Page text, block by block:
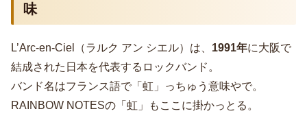
味
L’Arc-en-Ciel（ラルク アン シエル）は、 1991年に大阪で
結成された日本を代表するロックバンド。
バンド名はフランス語で「虹」っちゅう意味やで。
RAINBOW NOTESの「虹」もここに掛かっとる。